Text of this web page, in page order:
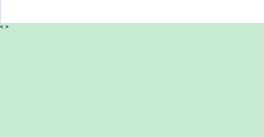
< >